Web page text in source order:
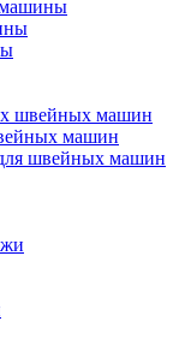
швейных машин
машин
швейных машин